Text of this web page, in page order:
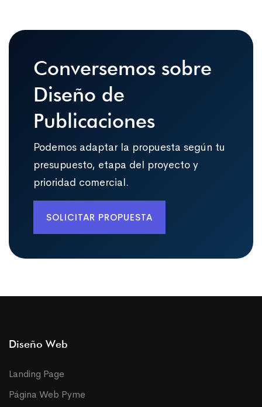
Conversemos sobre
Diseño de
Publicaciones
Podemos adaptar la propuesta según tu
presupuesto, etapa del proyecto y
prioridad comercial.
SOLICITAR PROPUESTA
Diseño Web
Landing Page
Página Web Pyme